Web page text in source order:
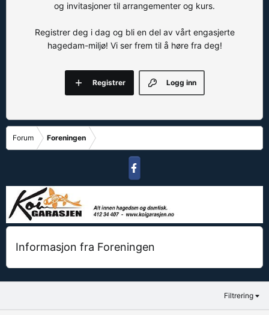
og invitasjoner til arrangementer og kurs.
Registrer deg i dag og bli en del av vårt engasjerte
hagedam-miljø! Vi ser frem til å høre fra deg!
Logg inn
Registrer
Forum Foreningen
Informasjon fra Foreningen
Filtrering